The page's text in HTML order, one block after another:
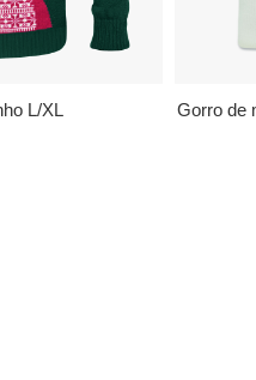
L/XL
Gorro de